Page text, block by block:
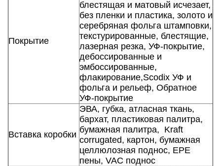
Покрытие
блестящая и матовый исчезает,
без пленки и пластика, золото и
серебряная фольга штамповки,
текстурированные, блестящие,
лазерная резка, УФ-покрытие,
дебоссированные и
эмбоссированные,
флакирование,Scodix УФ и
фольга и рельеф, Обратное
УФ-покрытие
Вставка коробки
ЭВА, губка, атласная ткань,
бархат, пластиковая палитра,
бумажная палитра, Kraft
corrugated, картон, бумажная
целлюлозная поднос, EPE
пены, VAC поднос